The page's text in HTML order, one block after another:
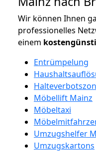
Wir können Ihnen
professionelles
einem
Entrümpelung
Möbellift Mainz
Möbeltaxi
Umzugshelfer
Umzugskartons